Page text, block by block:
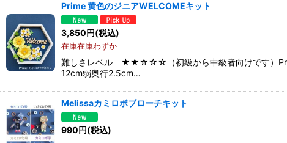
Prime 黄色のジニアWELCOMEキット
3,850円(税込)
在庫在庫わずか
難しさレベル ★★☆☆☆（初級から中級者向けです）
12cm弱奥行2.5cm…
Melissaカミロボブローチキット
990円(税込)